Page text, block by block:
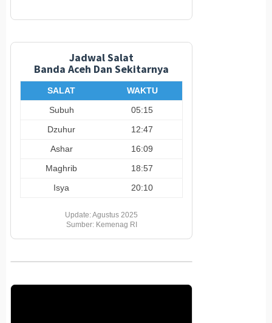
Jadwal Salat
Banda Aceh Dan Sekitarnya
SALAT
WAKTU
Subuh
05:15
Dzuhur
12:47
Ashar
16:09
Maghrib
18:57
Isya
20:10
Update: Agustus 2025
Sumber: Kemenag RI